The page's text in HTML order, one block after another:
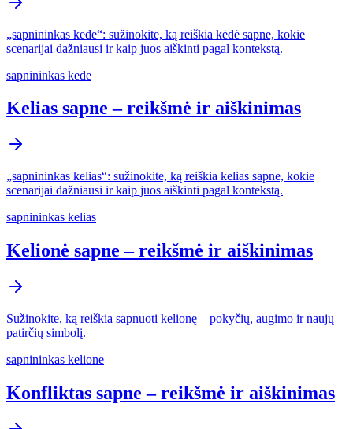
„sapnininkas kede“: sužinokite, ką reiškia kėdė sapne, kokie
scenarijai dažniausi ir kaip juos aiškinti pagal kontekstą.
sapnininkas kede
Kelias sapne – reikšmė ir aiškinimas
„sapnininkas kelias“: sužinokite, ką reiškia kelias sapne, kokie
scenarijai dažniausi ir kaip juos aiškinti pagal kontekstą.
sapnininkas kelias
Kelionė sapne – reikšmė ir aiškinimas
Sužinokite, ką reiškia sapnuoti kelionę – pokyčių, augimo ir naujų
patirčių simbolį.
sapnininkas kelione
Konfliktas sapne – reikšmė ir aiškinimas